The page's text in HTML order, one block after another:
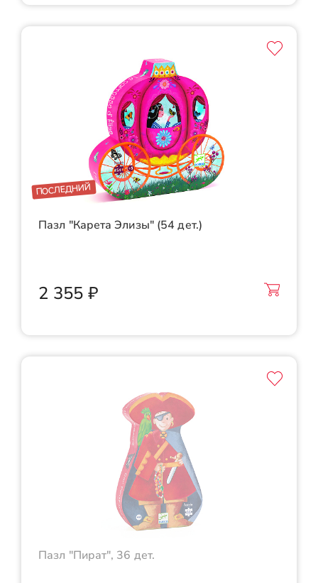
ПОСЛЕДНИЙ
Пазл "Карета Элизы" (54 дет.)
2 355 ₽
Пазл "Пират", 36 дет.